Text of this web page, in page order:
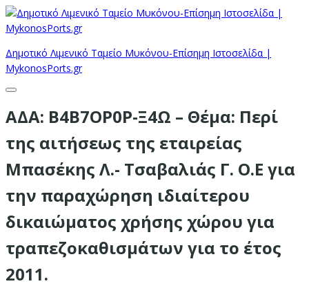
Δημοτικό Λιμενικό Ταμείο Μυκόνου-Επίσημη Ιστοσελίδα |
MykonosPorts.gr
ΑΔΑ: Β4Β7ΟΡ0Ρ-Ξ4Ω – Θέμα: Περί
της αιτήσεως της εταιρείας
Μπασέκης Λ.- Τσαβαλιάς Γ. Ο.Ε για
την παραχώρηση ιδιαίτερου
δικαιώματος χρήσης χώρου για
τραπεζοκαθισμάτων για το έτος
2011.